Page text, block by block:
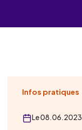
Infos pratiques
Le 08.06.2023